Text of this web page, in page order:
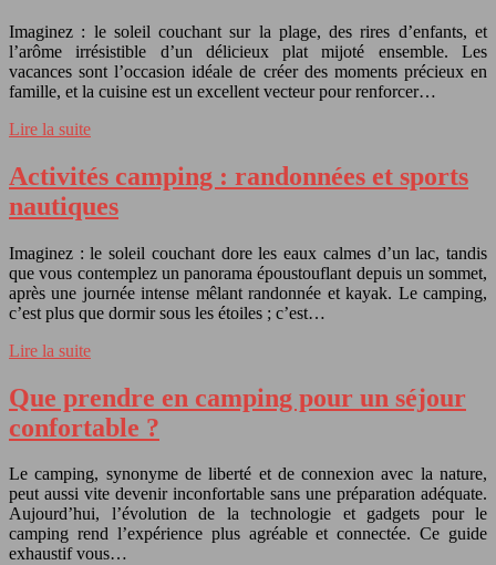
Imaginez : le soleil couchant sur la plage, des rires d’enfants, et
l’arôme irrésistible d’un délicieux plat mijoté ensemble. Les
vacances sont l’occasion idéale de créer des moments précieux en
famille, et la cuisine est un excellent vecteur pour renforcer…
Lire la suite
Activités camping : randonnées et sports
nautiques
Imaginez : le soleil couchant dore les eaux calmes d’un lac, tandis
que vous contemplez un panorama époustouflant depuis un sommet,
après une journée intense mêlant randonnée et kayak. Le camping,
c’est plus que dormir sous les étoiles ; c’est…
Lire la suite
Que prendre en camping pour un séjour
confortable ?
Le camping, synonyme de liberté et de connexion avec la nature,
peut aussi vite devenir inconfortable sans une préparation adéquate.
Aujourd’hui, l’évolution de la technologie et gadgets pour le
camping rend l’expérience plus agréable et connectée. Ce guide
exhaustif vous…